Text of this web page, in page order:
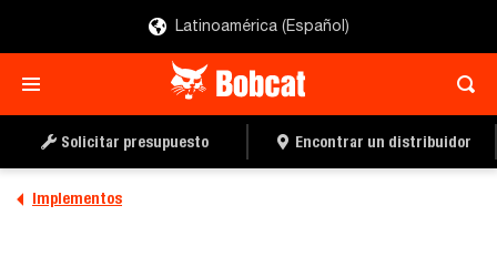
Latinoamérica (Español)
Solicitar presupuesto Encontrar un distribuidor
Implementos
LOCALIZAR UN